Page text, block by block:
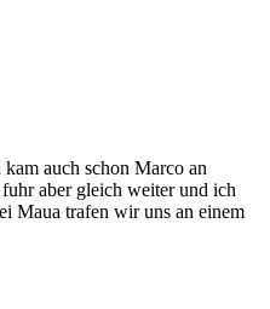
auch schon Marco an
aber gleich weiter und ich
Maua trafen wir uns an einem